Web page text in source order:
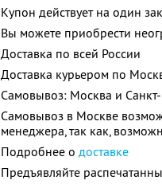
Купон действует на один
Вы можете приобрести
Доставка по всей России
Доставка курьером по
Самовывоз: Москва и
Самовывоз в Москве
менеджера, так как,
Подробнее о доставке
Предъявляйте